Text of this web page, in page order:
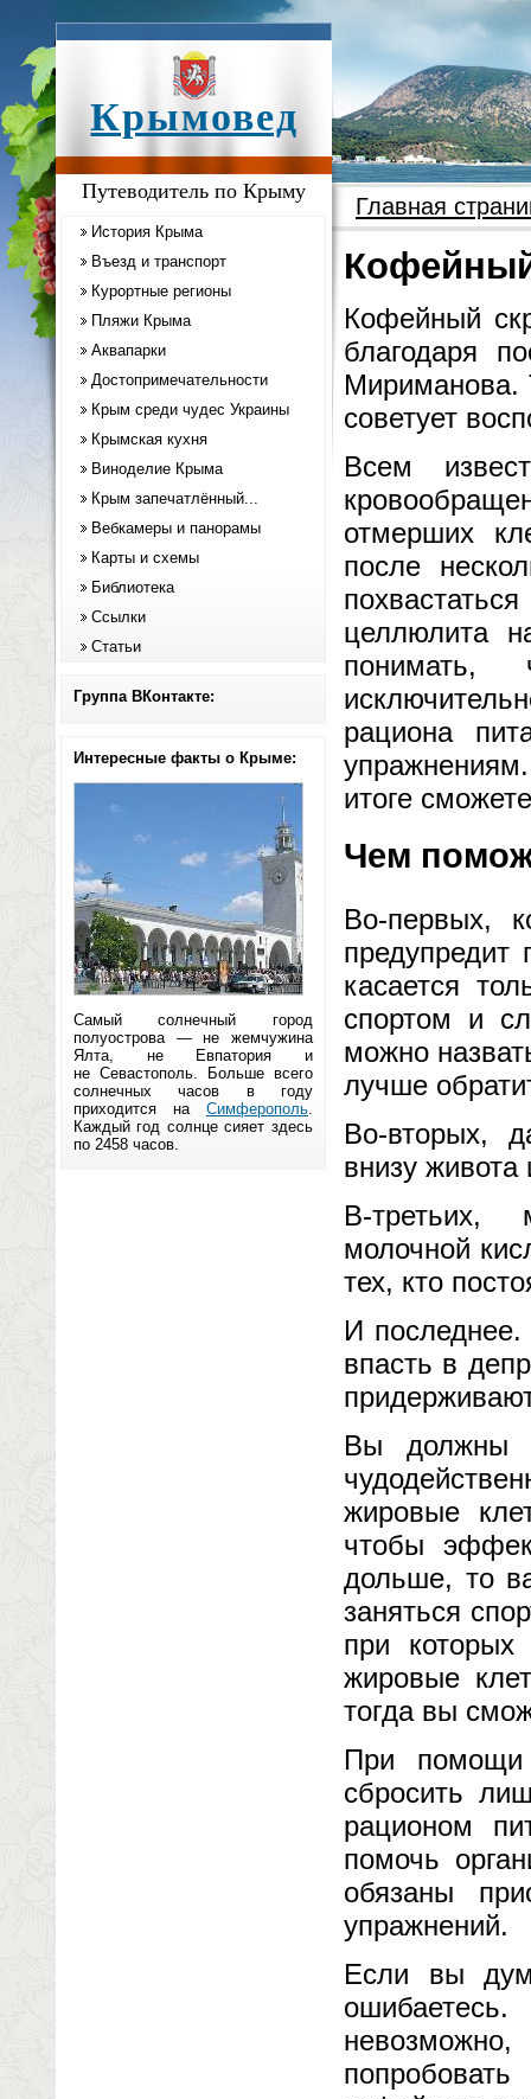
Крымовед
Путеводитель по Крыму
История Крыма
Въезд и транспорт
Курортные регионы
Пляжи Крыма
Аквапарки
Достопримечательности
Крым среди чудес Украины
Крымская кухня
Виноделие Крыма
Крым запечатлённый...
Вебкамеры и панорамы
Карты и схемы
Библиотека
Ссылки
Статьи
Группа ВКонтакте:
Интересные факты о Крыме:
Самый солнечный город
полуострова — не жемчужина
Ялта, не Евпатория и
не Севастополь. Больше всего
солнечных часов в году
приходится на Симферополь.
Каждый год солнце сияет здесь
по 2458 часов.
Главная
Кофейный
благодаря
Мириманова.
советует
Всем
отмерших
после
целлюлита
понимать,
рациона
итоге
Чем
Во-первых,
касается
спортом и
можно
лучше
Во-вторых,
внизу живота
В-третьих,
молочной
тех, кто
И
впасть в
Вы должны
жировые
чтобы
дольше, то
заняться
при
жировые
тогда вы
При помощи
сбросить
рационом
помочь
обязаны
упражнений.
Если вы